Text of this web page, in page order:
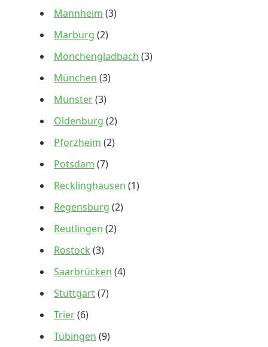
Mannheim (3)
Marburg (2)
Mönchengladbach (3)
München (3)
Münster(3)
Oldenburg (2)
Pforzheim (2)
Potsdam (7)
Recklinghausen (1)
Regensburg (2)
Reutlingen (2)
Rostock (3)
Saarbrücken (4)
Stuttgart(7)
Trier(6)
Tübingen (9)